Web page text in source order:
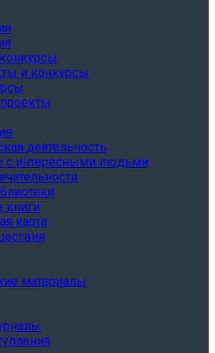
и конкурсы
деятельность
с интересными людьми
книги
карта
материалы